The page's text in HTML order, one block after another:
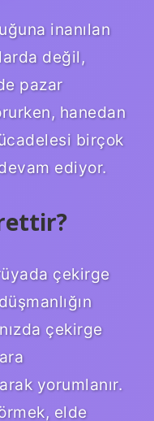
inanılan
değil,
pazar
hanedan
birçok
ediyor.
çekirge
çekirge
yorumlanır.
elde